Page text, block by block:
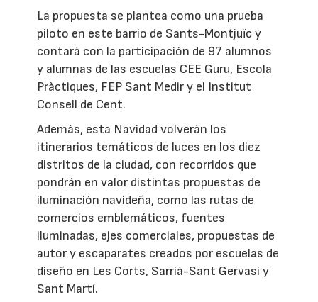
La propuesta se plantea como una prueba
piloto en este barrio de Sants-Montjuïc y
contará con la participación de 97 alumnos
y alumnas de las escuelas CEE Guru, Escola
Pràctiques, FEP Sant Medir y el Institut
Consell de Cent.
Además, esta Navidad volverán los
itinerarios temáticos de luces en los diez
distritos de la ciudad, con recorridos que
pondrán en valor distintas propuestas de
iluminación navideña, como las rutas de
comercios emblemáticos, fuentes
iluminadas, ejes comerciales, propuestas de
autor y escaparates creados por escuelas de
diseño en Les Corts, Sarrià-Sant Gervasi y
Sant Martí.